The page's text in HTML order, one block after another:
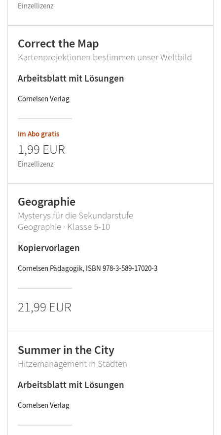
Einzellizenz
Correct the Map
Kartenprojektionen bestimmen unser Weltbild
Arbeitsblatt mit Lösungen
Cornelsen Verlag
Im Abo gratis
1,99 EUR
Einzellizenz
Geographie
Mysterys für die Sekundarstufe
Geographie · Klasse 5-10
Kopiervorlagen
Cornelsen Pädagogik, ISBN 978-3-589-17020-3
21,99 EUR
Summer in the City
Hitzemanagement in Städten
Arbeitsblatt mit Lösungen
Cornelsen Verlag